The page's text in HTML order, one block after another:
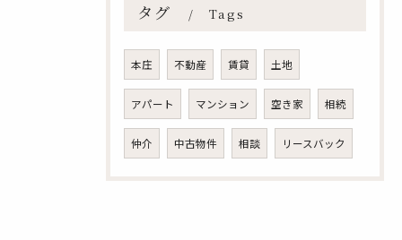
タグ Tags
本庄 不動産 賃貸 土地
アパート マンション 空き家 相続
仲介 中古物件 相談 リースバック